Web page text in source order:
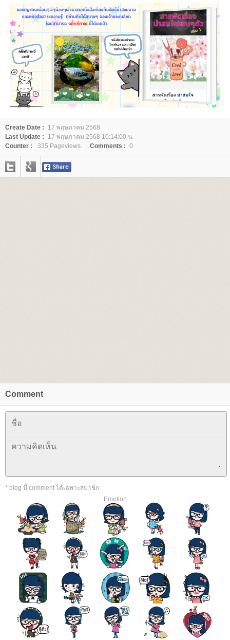
Create Date :
17 พฤษภาคม 2568
Last Update :
17 พฤษภาคม 2568 10:14:00 น.
Counter :
335 Pageviews. Comments : 0
Comment
* blog นี้ comment ได้เฉพาะสมาชิก
Emotion